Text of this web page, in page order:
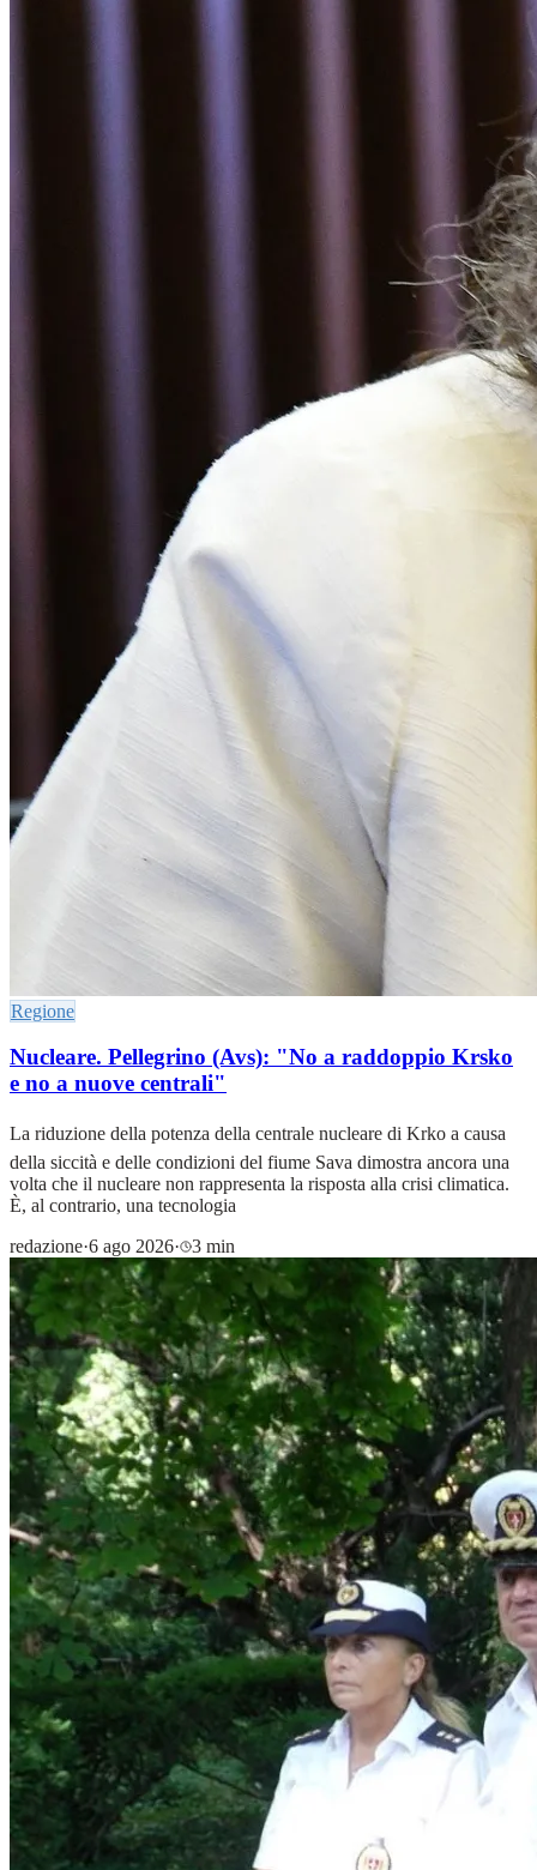
Regione
Nucleare. Pellegrino (Avs): "No a raddoppio Krsko
e no a nuove centrali"
La riduzione della potenza della centrale nucleare di Krko a causa
della siccità e delle condizioni del fiume Sava dimostra ancora una
volta che il nucleare non rappresenta la risposta alla crisi climatica.
È, al contrario, una tecnologia
redazione·6 ago 2026· 3 min